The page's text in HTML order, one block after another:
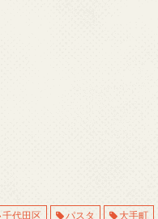
千代田区 パスタ 大手町